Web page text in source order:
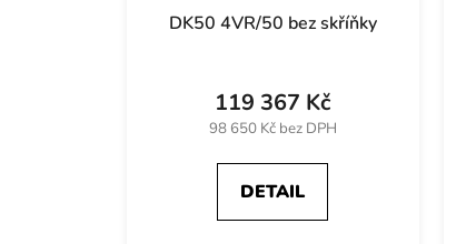
DK50 4VR/50 bez skříňky
98 650 Kč bez DPH
119 367 Kč
DETAIL